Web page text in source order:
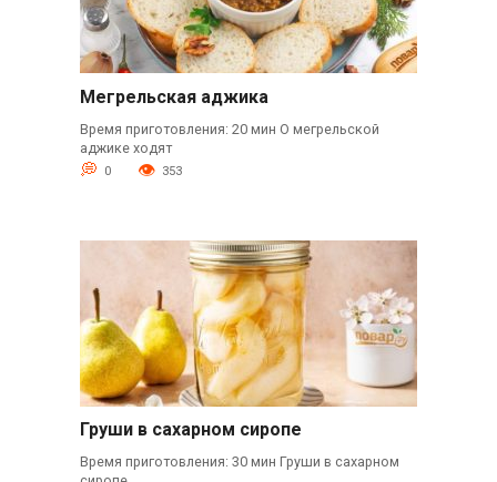
Мегрельская аджика
Время приготовления: 20 мин О мегрельской
аджике ходят
0 353
Груши в сахарном сиропе
Время приготовления: 30 мин Груши в сахарном